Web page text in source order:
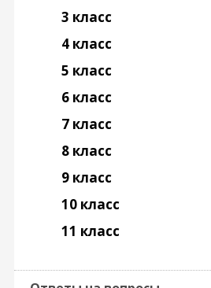
3 класс
4 класс
5 класс
6 класс
7 класс
8 класс
9 класс
10 класс
11 класс